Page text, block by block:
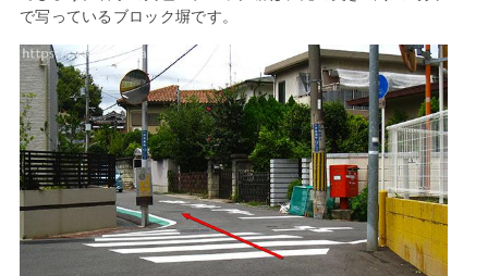
で写っているブロック塀です。